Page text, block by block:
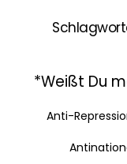
*Weißt Du
Anti-